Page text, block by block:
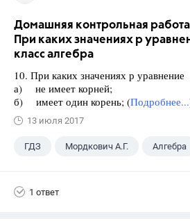
Домашняя контрольная
При каких значениях р
класс алгебра
10. При каких значениях р
а) не имеет корней;
б) имеет один корень; (Подробнее...
13 июля 2017
ГДЗ Мордкович А.Г. Алгебра
1 ответ